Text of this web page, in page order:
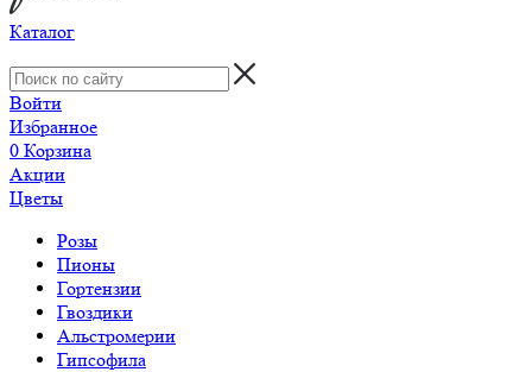
Каталог
Войти
Избранное
0 Корзина
Акции
Цветы
Розы
Пионы
Гортензии
Гвоздики
Альстромерии
Гипсофила